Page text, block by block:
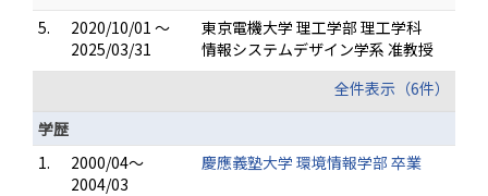
5.
2020/10/01 ～
2025/03/31
東京電機大学 理工学部 理工学科
情報システムデザイン学系 准教授
全件表示（6件）
学歴
1.
2000/04～
2004/03
慶應義塾大学 環境情報学部 卒業